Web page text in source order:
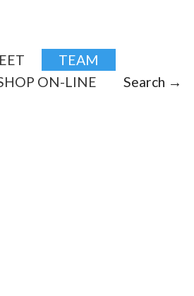
TEAM
ON-LINE Search →